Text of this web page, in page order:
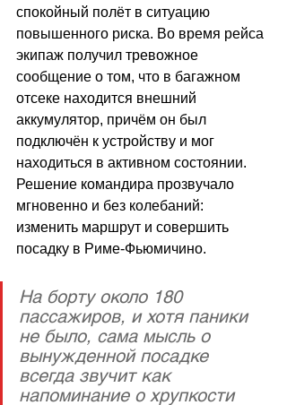
спокойный полёт в ситуацию
повышенного риска. Во время рейса
экипаж получил тревожное
сообщение о том, что в багажном
отсеке находится внешний
аккумулятор, причём он был
подключён к устройству и мог
находиться в активном состоянии.
Решение командира прозвучало
мгновенно и без колебаний:
изменить маршрут и совершить
посадку в Риме-Фьюмичино.
На борту около 180
пассажиров, и хотя паники
не было, сама мысль о
вынужденной посадке
всегда звучит как
напоминание о хрупкости